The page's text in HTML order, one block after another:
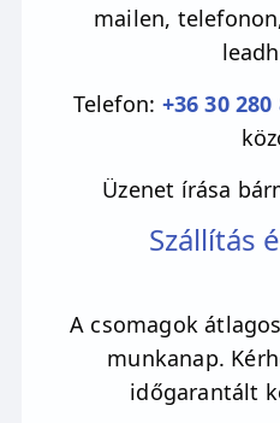
mailen,
Telefon: +36 30 280
Üzenet írása
Szállítás
A csomagok
munkanap.
időgarantált